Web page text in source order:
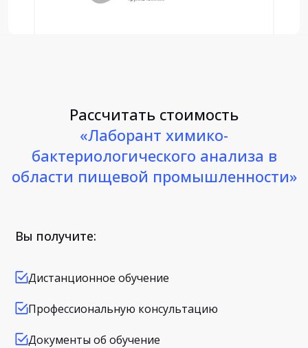
Рассчитать стоимость
«Лаборант химико-
бактериологического анализа в
области пищевой промышленности»
Вы получите:
Дистанционное обучение
Профессиональную консультацию
Документы об обучение